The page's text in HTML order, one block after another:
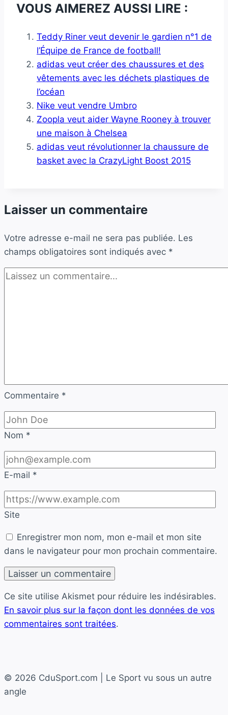
VOUS AIMEREZ AUSSI LIRE :
Teddy Riner veut devenir le gardien n°1 de
l’Équipe de France de football!
adidas veut créer des chaussures et des
vêtements avec les déchets plastiques de
l’océan
Nike veut vendre Umbro
Zoopla veut aider Wayne Rooney à trouver
une maison à Chelsea
adidas veut révolutionner la chaussure de
basket avec la CrazyLight Boost 2015
Laisser un commentaire
Votre adresse e-mail ne sera pas publiée. Les
champs obligatoires sont indiqués avec *
Commentaire *
Nom *
E-mail *
Site
Enregistrer mon nom, mon e-mail et mon site
dans le navigateur pour mon prochain commentaire.
Ce site utilise Akismet pour réduire les indésirables.
En savoir plus sur la façon dont les données de vos
commentaires sont traitées.
© 2026 CduSport.com | Le Sport vu sous un autre
angle